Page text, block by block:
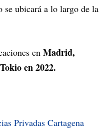
ubicará a lo largo de la
en Madrid,
en 2022.
Privadas Cartagena